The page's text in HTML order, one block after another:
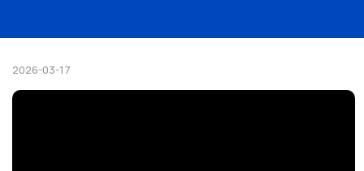
2026-03-17